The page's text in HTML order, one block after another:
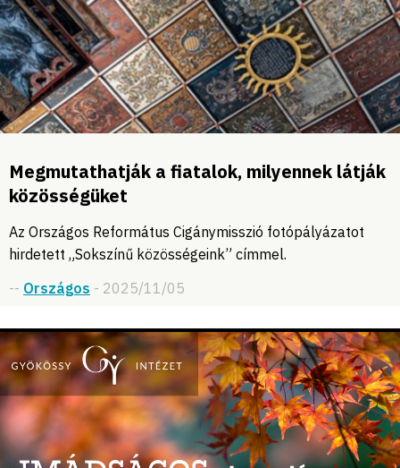
Megmutathatják a fiatalok, milyennek látják
közösségüket
Az Országos Református Cigánymisszió fotópályázatot
hirdetett „Sokszínű közösségeink” címmel.
-- Országos - 2025/11/05